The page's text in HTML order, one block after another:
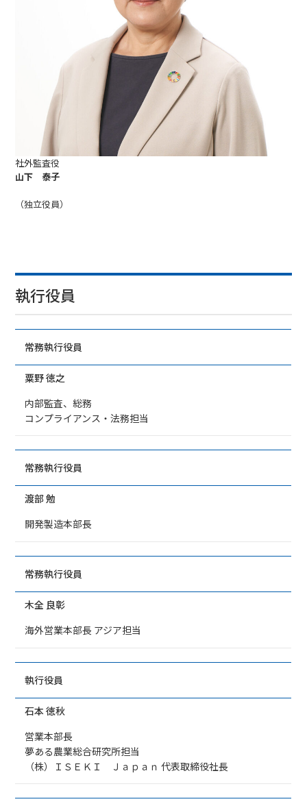
社外監査役
山下 泰子
（独立役員）
執行役員
常務執行役員
粟野 徳之
内部監査、総務
コンプライアンス・法務担当
常務執行役員
渡部 勉
開発製造本部長
常務執行役員
木全 良彰
海外営業本部長 アジア担当
執行役員
石本 徳秋
営業本部長
夢ある農業総合研究所担当
（株）ＩＳＥＫＩ Ｊａｐａｎ 代表取締役社長